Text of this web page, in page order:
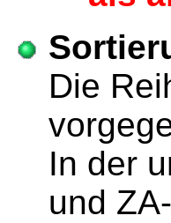
Die
In der
und